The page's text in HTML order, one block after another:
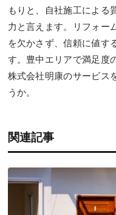
もりと、自社施工による
力と言えます。リフォー
を欠かさず、信頼に値す
す。豊中エリアで満足度
株式会社明康のサービス
うか。
関連記事